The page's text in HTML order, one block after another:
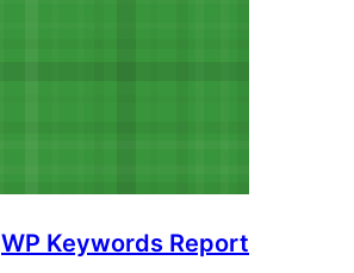
WP Keywords Report